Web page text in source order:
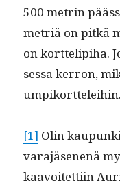
500 metrin
metriä on pitkä
on kort­telip­i­ha.
ses­sa ker­ron,
umpikortteleihin.
[1] Olin
vara­jäse­nenä
kaavoitet­ti­in